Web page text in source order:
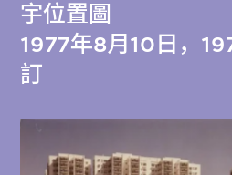
宇位置圖
1977年8月10日，
訂